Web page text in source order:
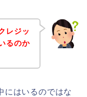
レジッ
るのか
にはいるのではな